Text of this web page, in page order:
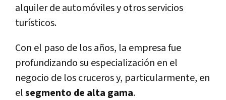
alquiler de automóviles y otros servicios
turísticos.
Con el paso de los años, la empresa fue
profundizando su especialización en el
negocio de los cruceros y, particularmente, en
elsegmento de alta gama.